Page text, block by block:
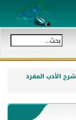
شرح الأدب المفرد